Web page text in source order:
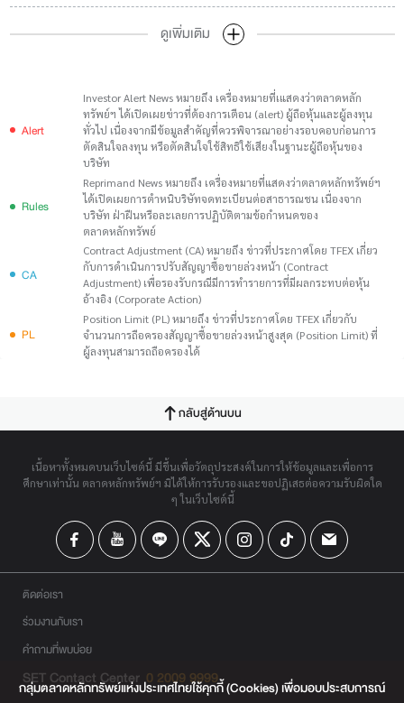
ดูเพิ่มเติม
Alert
Investor Alert News หมายถึง เครื่องหมายที่เแสดงว่าตลาดหลัก
ทรัพย์ฯ ได้เปิดเผยข่าวที่ต้องการเตือน (alert) ผู้ถือหุ้นและผู้ลงทุน
ทั่วไป เนื่องจากมีข้อมูลสำคัญที่ควรพิจารณาอย่างรอบคอบก่อนการ
ตัดสินใจลงทุน หรือตัดสินใจใช้สิทธิใช้เสียงในฐานะผู้ถือหุ้นของ
บริษัท
Rules
Reprimand News หมายถึง เครื่องหมายที่แสดงว่าตลาดหลักทรัพย์ฯ
ได้เปิดเผยการตำหนิบริษัทจดทะเบียนต่อสาธารณชน เนื่องจาก
บริษัท ฝ่าฝืนหรือละเลยการปฏิบัติตามข้อกำหนดของ
ตลาดหลักทรัพย์
CA
Contract Adjustment (CA) หมายถึง ข่าวที่ประกาศโดย TFEX เกี่ยว
กับการดำเนินการปรับสัญญาซื้อขายล่วงหน้า (Contract
Adjustment) เพื่อรองรับกรณีมีการทำรายการที่มีผลกระทบต่อหุ้น
อ้างอิง (Corporate Action)
PL
Position Limit (PL) หมายถึง ข่าวที่ประกาศโดย TFEX เกี่ยวกับ
จำนวนการถือครองสัญญาซื้อขายล่วงหน้าสูงสุด (Position Limit) ที่
ผู้ลงทุนสามารถถือครองได้
กลับสู่ด้านบน
เนื้อหาทั้งหมดบนเว็บไซต์นี้ มีขึ้นเพื่อวัตถุประสงค์ในการให้ข้อมูลและเพื่อการ
ศึกษาเท่านั้น ตลาดหลักทรัพย์ฯ มิได้ให้การรับรองและขอปฏิเสธต่อความรับผิดใด
ๆ ในเว็บไซต์นี้
ติดต่อเรา
ร่วมงานกับเรา
คำถามที่พบบ่อย
SET Contact Center 0 2009 9999
กลุ่มตลาดหลักทรัพย์แห่งประเทศไทยใช้คุกกี้ (Cookies) เพื่อมอบประสบการณ์